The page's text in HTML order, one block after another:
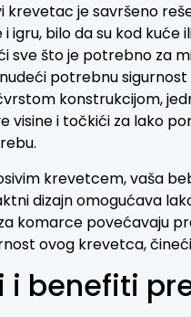
krevetac je savršeno
igru, bilo da su kod
sve što je potrebno za
potrebnu
konstrukcijom,
visine i točkići za lako
krevetcem, vaša
dizajn omogućava
komarce povećavaju
ovog krevetca,
i benefiti